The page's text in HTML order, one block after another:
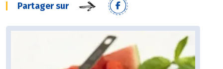
Partager sur